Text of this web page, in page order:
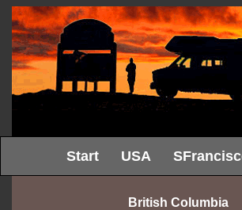
Start USA
British Columbia